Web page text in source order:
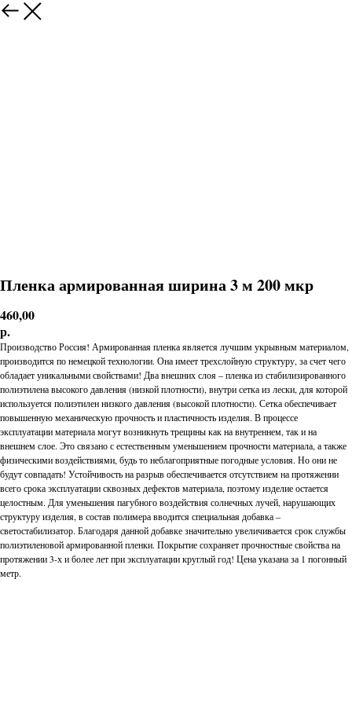
Пленка армированная ширина 3 м 200 мкр
460,00
р.
Производство Россия! Армированная пленка является лучшим укрывным материалом,
производится по немецкой технологии. Она имеет трехслойную структуру, за счет чего
обладает уникальными свойствами! Два внешних слоя – пленка из стабилизированного
полиэтилена высокого давления (низкой плотности), внутри сетка из лески, для которой
используется полиэтилен низкого давления (высокой плотности). Сетка обеспечивает
повышенную механическую прочность и пластичность изделия. В процессе
эксплуатации материала могут возникнуть трещины как на внутреннем, так и на
внешнем слое. Это связано с естественным уменьшением прочности материала, а также
физическими воздействиями, будь то неблагоприятные погодные условия. Но они не
будут совпадать! Устойчивость на разрыв обеспечивается отсутствием на протяжении
всего срока эксплуатации сквозных дефектов материала, поэтому изделие остается
целостным. Для уменьшения пагубного воздействия солнечных лучей, нарушающих
структуру изделия, в состав полимера вводится специальная добавка ‒
светостабилизатор. Благодаря данной добавке значительно увеличивается срок службы
полиэтиленовой армированной пленки. Покрытие сохраняет прочностные свойства на
протяжении 3-х и более лет при эксплуатации круглый год! Цена указана за 1 погонный
метр.